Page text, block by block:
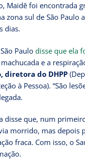
Maidê foi encontrada
zona sul de São Paulo
dias.
Paulo disse que ela
e a
diretora do DHPP
à Pessoa). “São
disse que, num
morrido, mas depois
fraca. Com isso, o